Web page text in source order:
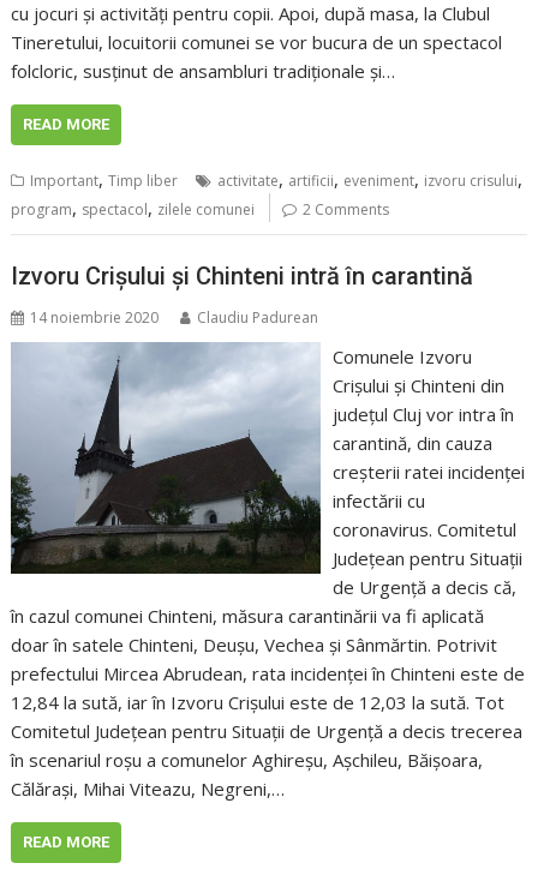
cu jocuri și activități pentru copii. Apoi, după masa, la Clubul
Tineretului, locuitorii comunei se vor bucura de un spectacol
folcloric, susținut de ansambluri tradiționale și…
READ MORE
Important,Timp liber activitate, artificii, eveniment, izvoru crisului,
program, spectacol, zilele comunei 2 Comments
Izvoru Crișului și Chinteni intră în carantină
14 noiembrie 2020 Claudiu Padurean
Comunele Izvoru
Crișului și Chinteni din
județul Cluj vor intra în
carantină, din cauza
creșterii ratei incidenței
infectării cu
coronavirus. Comitetul
Județean pentru Situații
de Urgență a decis că,
în cazul comunei Chinteni, măsura carantinării va fi aplicată
doar în satele Chinteni, Deușu, Vechea și Sânmărtin. Potrivit
prefectului Mircea Abrudean, rata incidenței în Chinteni este de
12,84 la sută, iar în Izvoru Crișului este de 12,03 la sută. Tot
Comitetul Județean pentru Situații de Urgență a decis trecerea
în scenariul roșu a comunelor Aghireșu, Așchileu, Băișoara,
Călărași, Mihai Viteazu, Negreni,…
READ MORE